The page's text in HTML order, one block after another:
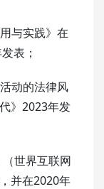
与实践》在
表；
动的法律风
》2023年发
世界互联网
并在2020年